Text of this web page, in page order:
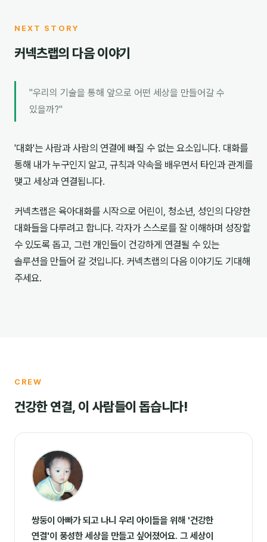
NEXT STORY
커넥츠랩의 다음 이야기
"우리의 기술을 통해 앞으로 어떤 세상을 만들어갈 수
있을까?"
'대화'는 사람과 사람의 연결에 빠질 수 없는 요소입니다. 대화를
통해 내가 누구인지 알고, 규칙과 약속을 배우면서 타인과 관계를
맺고 세상과 연결됩니다.
커넥츠랩은 육아대화를 시작으로 어린이, 청소년, 성인의 다양한
대화들을 다루려고 합니다. 각자가 스스로를 잘 이해하며 성장할
수 있도록 돕고, 그런 개인들이 건강하게 연결될 수 있는
솔루션을 만들어 갈 것입니다. 커넥츠랩의 다음 이야기도 기대해
주세요.
CREW
건강한 연결, 이 사람들이 돕습니다!
쌍둥이 아빠가 되고 나니 우리 아이들을 위해 '건강한
연결'이 풍성한 세상을 만들고 싶어졌어요. 그 세상이